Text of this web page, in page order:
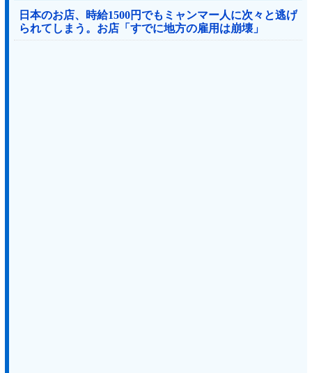
日本のお店、時給1500円でもミャンマー人に次々と逃げ
られてしまう。お店「すでに地方の雇用は崩壊」